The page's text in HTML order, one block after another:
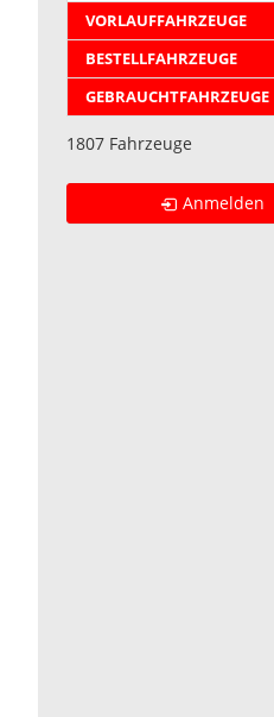
VORLAUFFAHRZEUGE
BESTELLFAHRZEUGE
GEBRAUCHTFAHRZEUGE
1807 Fahrzeuge
Anmelden